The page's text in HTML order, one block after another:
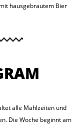
mit hausgebrautem Bier
alle Mahlzeiten und
Die Woche beginnt am